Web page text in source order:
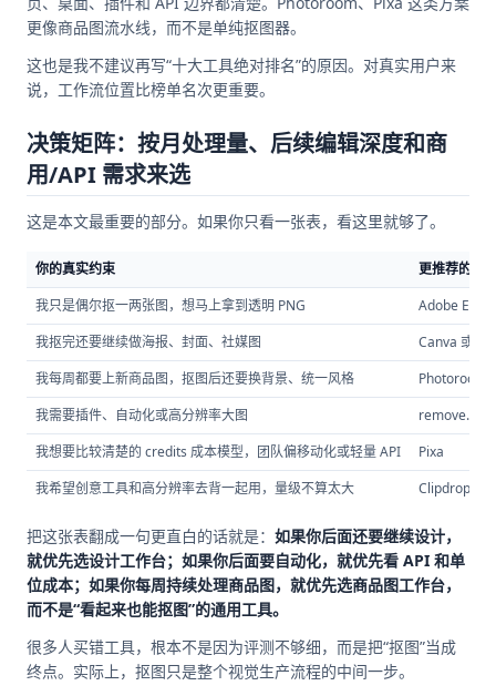
更像商品图流水线，而不是单纯抠图器。
这也是我不建议再写“十大工具绝对排名”的原因。对真实用户来
说，工作流位置比榜单名次更重要。
决策矩阵：按月处理量、后续编辑深度和商
用/API 需求来选
这是本文最重要的部分。如果你只看一张表，看这里就够了。
你的真实约束
更推荐的选
我只是偶尔抠一两张图，想马上拿到透明 PNG
Adobe
我抠完还要继续做海报、封面、社媒图
Canva 或
我每周都要上新商品图，抠图后还要换背景、统一风格
Photoroom
我需要插件、自动化或高分辨率大图
remove.bg
我想要比较清楚的 credits 成本模型，团队偏移动化或轻量 API
Pixa
我希望创意工具和高分辨率去背一起用，量级不算太大
Clipdrop
把这张表翻成一句更直白的话就是： 如果你后面还要继续设计，
就优先选设计工作台；如果你后面要自动化，就优先看 API 和单
位成本；如果你每周持续处理商品图，就优先选商品图工作台，
而不是“看起来也能抠图”的通用工具。
很多人买错工具，根本不是因为评测不够细，而是把“抠图”当成
终点。实际上，抠图只是整个视觉生产流程的中间一步。